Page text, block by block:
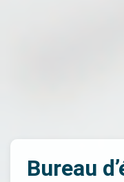
Bureau